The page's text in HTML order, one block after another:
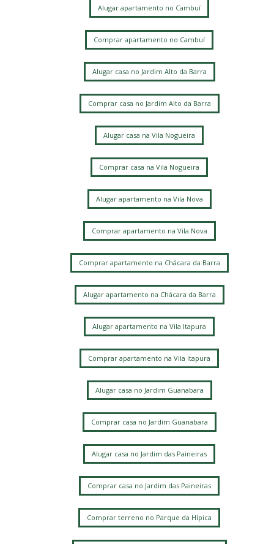
Jardim Santa Marcelina
Chácara da Barra
Vila Proost de Souza
Jardim dos Oliveiras
Parque São Quirino
Residencial Estância Eudóxia (Barão Geraldo)
Vila Manoel Ferreira
Novo Taquaral
Recanto dos Dourados
Jardim Guarani
Jardim Itatinga
Vila Nogueira
Parque Alto Taquaral
Loteamento Mont Blanc Residence
Parque Prado
Alphaville Dom Pedro
Parque Via Norte
Colinas do Atibaia
Sousas Nova Campinas
Jardim Santa Genebra
Cambuí
Jardim Conceicao
Jardim Nova Europa
Chacara Primavera
Vila Nova
Parque Rural Fazenda Santa Cândida
Jardim Guanabara
Jardim Alto da Barra
Chácara Bela Vista
Alugar apartamento no Cambuí
Comprar apartamento no Cambuí
Alugar casa no Jardim Alto da Barra
Comprar casa no Jardim Alto da Barra
Alugar casa na Vila Nogueira
Comprar casa na Vila Nogueira
Alugar apartamento na Vila Nova
Comprar apartamento na Vila Nova
Comprar apartamento na Chácara da Barra
Alugar apartamento na Chácara da Barra
Alugar apartamento na Vila Itapura
Comprar apartamento na Vila Itapura
Alugar casa no Jardim Guanabara
Comprar casa no Jardim Guanabara
Alugar casa no Jardim das Paineiras
Comprar casa no Jardim das Paineiras
Comprar terreno no Parque da Hípica